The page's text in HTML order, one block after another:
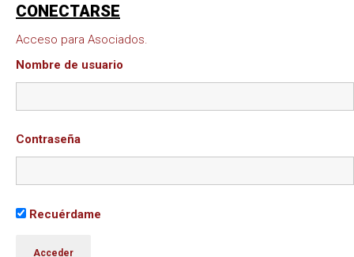
CONECTARSE
Acceso para Asociados.
Nombre de usuario
Contraseña
Recuérdame